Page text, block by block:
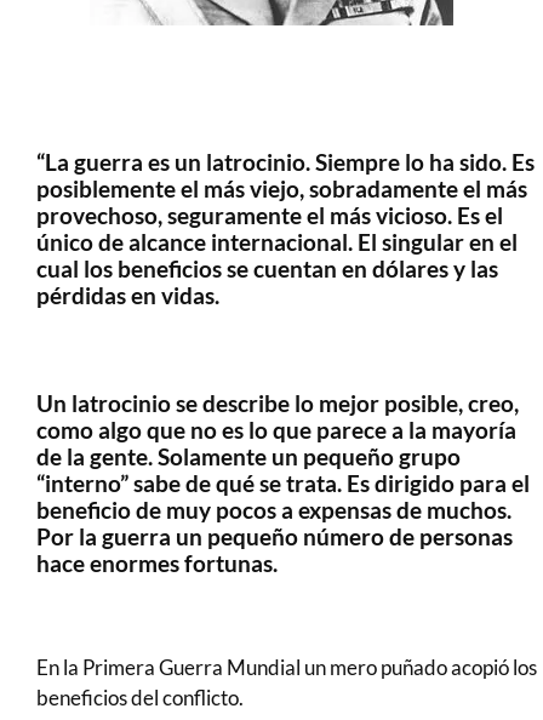
“La guerra es un latrocinio. Siempre lo ha sido. Es
posiblemente el más viejo, sobradamente el más
provechoso, seguramente el más vicioso. Es el
único de alcance internacional. El singular en el
cual los beneficios se cuentan en dólares y las
pérdidas en vidas.
Un latrocinio se describe lo mejor posible, creo,
como algo que no es lo que parece a la mayoría
de la gente. Solamente un pequeño grupo
“interno” sabe de qué se trata. Es dirigido para el
beneficio de muy pocos a expensas de muchos.
Por la guerra un pequeño número de personas
hace enormes fortunas.
En la Primera Guerra Mundial un mero puñado acopió los
beneficios del conflicto.